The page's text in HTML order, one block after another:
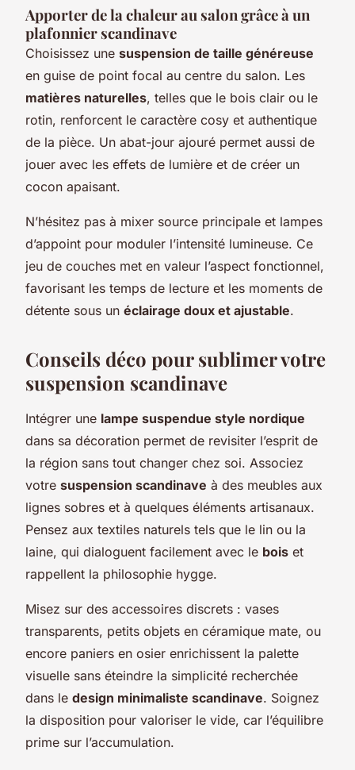
Apporter de la chaleur au salon grâce à un
plafonnier scandinave
Choisissez une suspension de taille généreuse
en guise de point focal au centre du salon. Les
matières naturelles, telles que le bois clair ou le
rotin, renforcent le caractère cosy et authentique
de la pièce. Un abat-jour ajouré permet aussi de
jouer avec les effets de lumière et de créer un
cocon apaisant.
N’hésitez pas à mixer source principale et lampes
d’appoint pour moduler l’intensité lumineuse. Ce
jeu de couches met en valeur l’aspect fonctionnel,
favorisant les temps de lecture et les moments de
détente sous un éclairage doux et ajustable.
Conseils déco pour sublimer votre
suspension scandinave
Intégrer une lampe suspendue style nordique
dans sa décoration permet de revisiter l’esprit de
la région sans tout changer chez soi. Associez
votre suspension scandinave à des meubles aux
lignes sobres et à quelques éléments artisanaux.
Pensez aux textiles naturels tels que le lin ou la
laine, qui dialoguent facilement avec le bois et
rappellent la philosophie hygge.
Misez sur des accessoires discrets : vases
transparents, petits objets en céramique mate, ou
encore paniers en osier enrichissent la palette
visuelle sans éteindre la simplicité recherchée
dans le design minimaliste scandinave. Soignez
la disposition pour valoriser le vide, car l’équilibre
prime sur l’accumulation.